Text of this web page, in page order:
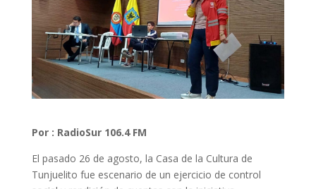
Por : RadioSur 106.4 FM
El pasado 26 de agosto, la Casa de la Cultura de
Tunjuelito fue escenario de un ejercicio de control